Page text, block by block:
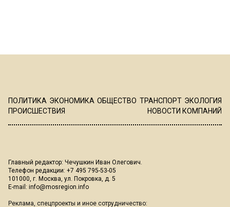
ПОЛИТИКА ЭКОНОМИКА ОБЩЕСТВО ТРАНСПОРТ ЭКОЛОГИЯ
ПРОИСШЕСТВИЯ
НОВОСТИ КОМПАНИЙ
Главный редактор: Чечушкин Иван Олегович.
Телефон редакции: +7 495 795-53-05
101000, г. Москва, ул. Покровка, д. 5
E-mail: info@mosregion.info
Реклама, спецпроекты и иное сотрудничество: